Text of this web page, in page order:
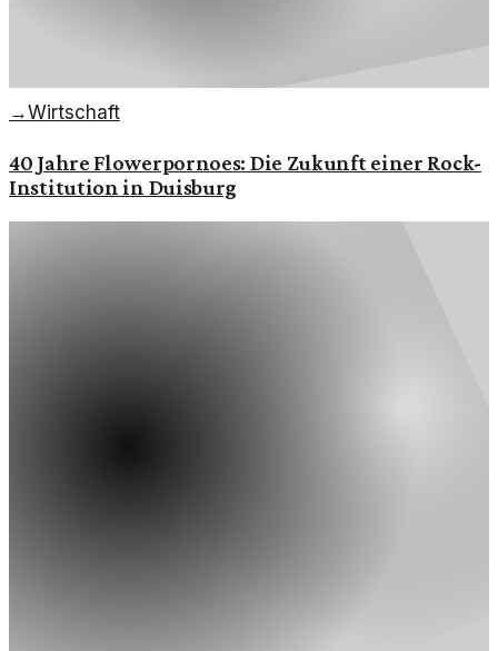
→Wirtschaft
40 Jahre Flowerpornoes: Die Zukunft einer Rock-
Institution in Duisburg